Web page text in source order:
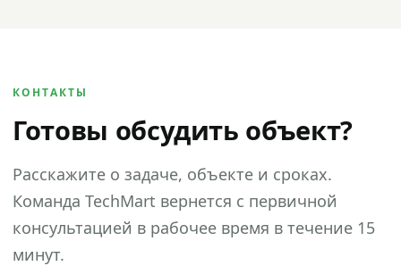
КОНТАКТЫ
Готовы обсудить объект?
Расскажите о задаче, объекте и сроках.
Команда TechMart вернется с первичной
консультацией в рабочее время в течение 15
минут.